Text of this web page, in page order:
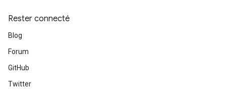
Rester connecté
Blog
Forum
GitHub
Twitter